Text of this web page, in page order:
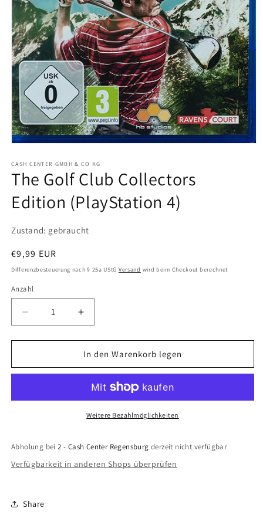
in
Modal
öffnen
CASH CENTER GMBH & CO KG
The Golf Club Collectors
Edition (PlayStation 4)
Zustand: gebraucht
Normaler
Preis
€9,99 EUR
Differenzbesteuerung nach § 25a UStG Versand wird beim Checkout berechnet
Anzahl
Anzahl
Verringere
die
Menge
The
Collectors
Erhöhe
die
Menge
für
The
Club
Collectors
Edition
In den Warenkorb legen
Weitere Bezahlmöglichkeiten
Abholung bei2 - Cash Center Regensburg derzeit nicht verfügbar
Verfügbarkeit in anderen Shops überprüfen
Share